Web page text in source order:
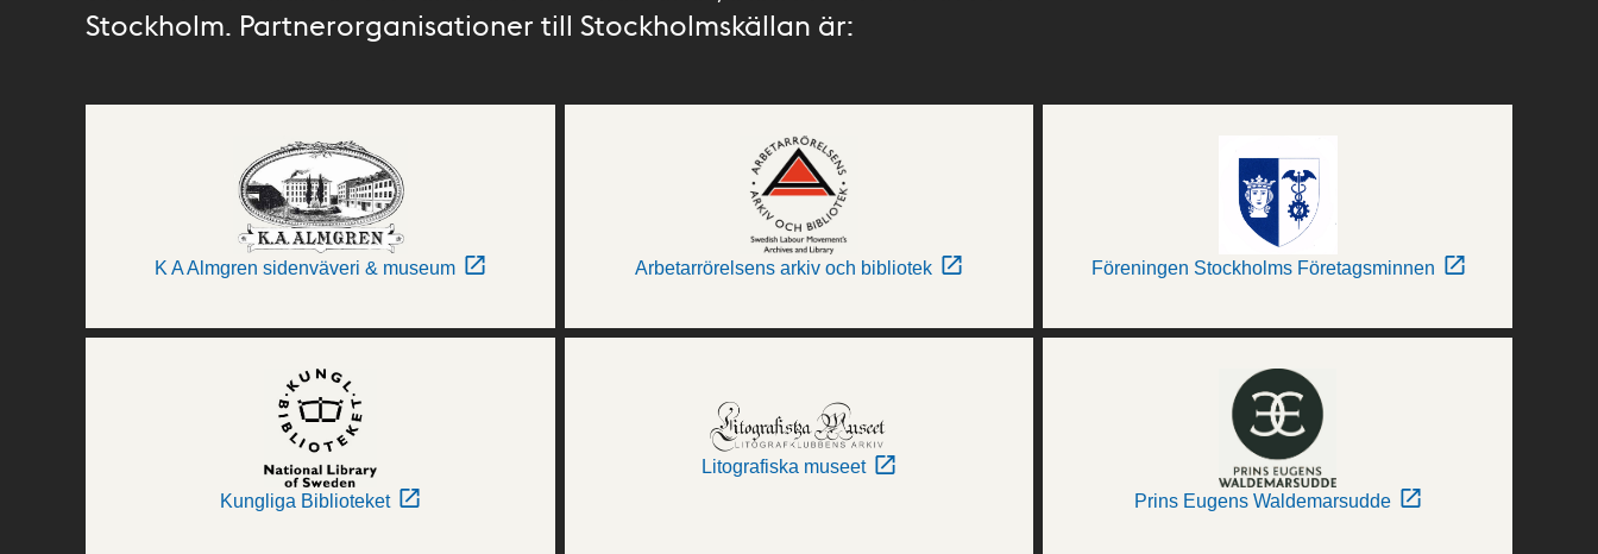
Stockholm. Partnerorganisationer till Stockholmskällan är:
K A Almgren sidenväveri & museum Arbetarrörelsens arkiv och bibliotek Föreningen Stockholms Företagsminnen
Kungliga Biblioteket
Litografiska museet
Prins Eugens Waldemarsudde